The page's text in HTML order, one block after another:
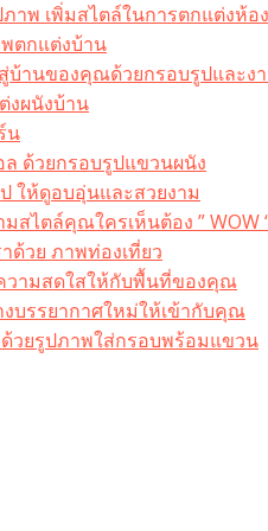
าพ เพิ่มสไตล์ในการตกแต่งห้อง
ตกแต่งบ้าน
บ้านของคุณด้วยกรอบรูปและง
งผนังบ้าน
น
ด้วยกรอบรูปแขวนผนัง
ให้ดูอบอุ่นและสวยงาม
สไตล์คุณใครเห็นต้อง ” WOW
ด้วย ภาพท่องเที่ยว
วามสดใสให้กับพื้นที่ของคุณ
บรรยากาศใหม่ให้เข้ากับคุณ
วยรูปภาพใส่กรอบพร้อมแขวน​